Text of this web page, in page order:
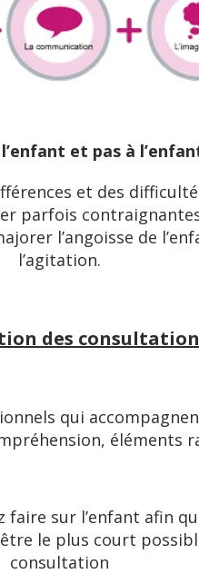
et pas à
et des
parfois
l’angoisse de
l’agitation.
des
qui
éléments
faire sur l’enfant afin
le plus court
consultation